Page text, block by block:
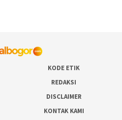
KODE ETIK
REDAKSI
DISCLAIMER
KONTAK KAMI